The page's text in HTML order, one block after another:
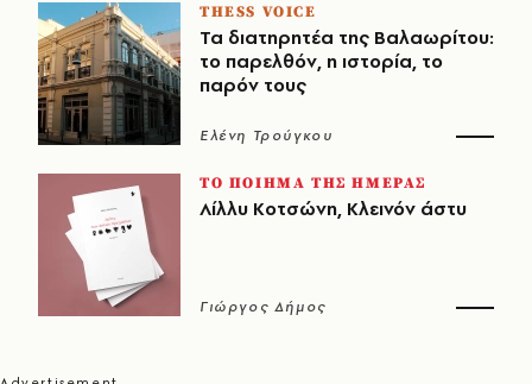
THESS VOICE
Τα διατηρητέα της Βαλαωρίτου:
το παρελθόν, η ιστορία, το
παρόν τους
Ελένη Τρούγκου
ΤΟ ΠΟΙΗΜΑ ΤΗΣ ΗΜΕΡΑΣ
Λίλλυ Κοτσώνη, Κλεινόν άστυ
Γιώργος Δήμος